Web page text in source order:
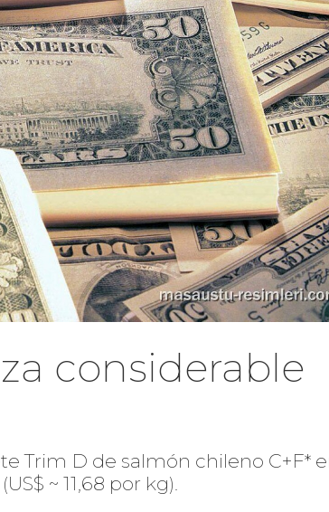
considerable
Trim D de salmón chileno C+F*
~ 11,68 por kg).